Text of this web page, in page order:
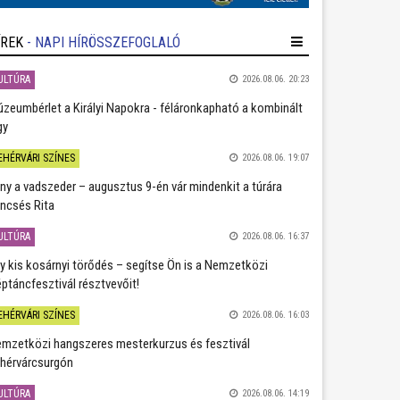
- NAPI HÍRÖSSZEFOGLALÓ
2026.08.06. 20:23
a Királyi Napokra - féláronkapható a kombinált
SZÍNES 2026.08.06. 19:07
a vadszeder – augusztus 9-én vár mindenkit a túrára
Rita
2026.08.06. 16:37
kis kosárnyi törődés – segítse Ön is a Nemzetközi
résztvevőit!
SZÍNES 2026.08.06. 16:03
hangszeres mesterkurzus és fesztivál
2026.08.06. 14:19